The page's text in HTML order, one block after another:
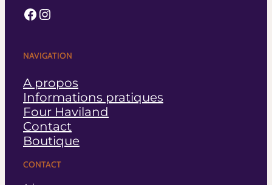
Facebook
Instagram
NAVIGATION
A propos
Informations pratiques
Four Haviland
Contact
Boutique
CONTACT